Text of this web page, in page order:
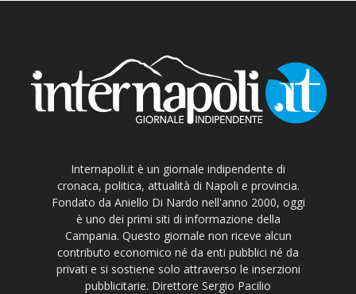
Internapoli.it è un giornale indipendente di
cronaca, politica, attualità di Napoli e provincia.
Fondato da Aniello Di Nardo nell'anno 2000, oggi
è uno dei primi siti di informazione della
Campania. Questo giornale non riceve alcun
contributo economico né da enti pubblici né da
privati e si sostiene solo attraverso le inserzioni
pubblicitarie. Direttore Sergio Pacilio